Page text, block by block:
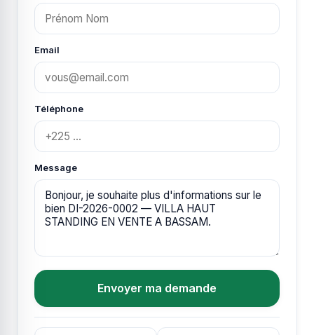
Email
Téléphone
Message
Envoyer ma demande